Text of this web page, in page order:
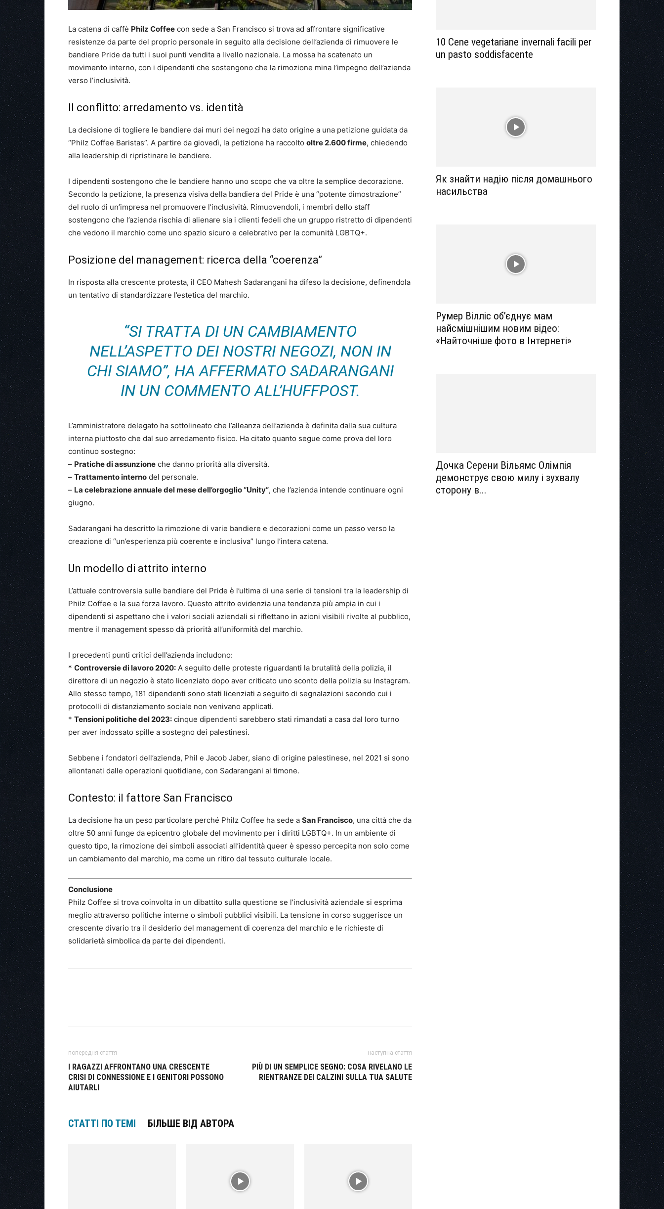
La catena di caffè Philz Coffee con sede a San Francisco si trova ad affrontare significative
resistenze da parte del proprio personale in seguito alla decisione dell’azienda di rimuovere le
bandiere Pride da tutti i suoi punti vendita a livello nazionale. La mossa ha scatenato un
movimento interno, con i dipendenti che sostengono che la rimozione mina l’impegno dell’azienda
verso l’inclusività.
Il conflitto: arredamento vs. identità
La decisione di togliere le bandiere dai muri dei negozi ha dato origine a una petizione guidata da
“Philz Coffee Baristas”. A partire da giovedì, la petizione ha raccolto oltre 2.600 firme, chiedendo
alla leadership di ripristinare le bandiere.
I dipendenti sostengono che le bandiere hanno uno scopo che va oltre la semplice decorazione.
Secondo la petizione, la presenza visiva della bandiera del Pride è una “potente dimostrazione”
del ruolo di un’impresa nel promuovere l’inclusività. Rimuovendoli, i membri dello staff
sostengono che l’azienda rischia di alienare sia i clienti fedeli che un gruppo ristretto di dipendenti
che vedono il marchio come uno spazio sicuro e celebrativo per la comunità LGBTQ+.
Posizione del management: ricerca della “coerenza”
In risposta alla crescente protesta, il CEO Mahesh Sadarangani ha difeso la decisione, definendola
un tentativo di standardizzare l’estetica del marchio.
“SI TRATTA DI UN CAMBIAMENTO
NELL’ASPETTO DEI NOSTRI NEGOZI, NON IN
CHI SIAMO”, HA AFFERMATO SADARANGANI
IN UN COMMENTO ALL’HUFFPOST.
L’amministratore delegato ha sottolineato che l’alleanza dell’azienda è definita dalla sua cultura
interna piuttosto che dal suo arredamento fisico. Ha citato quanto segue come prova del loro
continuo sostegno:
– Pratiche di assunzione che danno priorità alla diversità.
– Trattamento interno del personale.
– La celebrazione annuale del mese dell’orgoglio “Unity”, che l’azienda intende continuare ogni
giugno.
Sadarangani ha descritto la rimozione di varie bandiere e decorazioni come un passo verso la
creazione di “un’esperienza più coerente e inclusiva” lungo l’intera catena.
Un modello di attrito interno
L’attuale controversia sulle bandiere del Pride è l’ultima di una serie di tensioni tra la leadership di
Philz Coffee e la sua forza lavoro. Questo attrito evidenzia una tendenza più ampia in cui i
dipendenti si aspettano che i valori sociali aziendali si riflettano in azioni visibili rivolte al pubblico,
mentre il management spesso dà priorità all’uniformità del marchio.
I precedenti punti critici dell’azienda includono:
* Controversie di lavoro 2020: A seguito delle proteste riguardanti la brutalità della polizia, il
direttore di un negozio è stato licenziato dopo aver criticato uno sconto della polizia su Instagram.
Allo stesso tempo, 181 dipendenti sono stati licenziati a seguito di segnalazioni secondo cui i
protocolli di distanziamento sociale non venivano applicati.
* Tensioni politiche del 2023: cinque dipendenti sarebbero stati rimandati a casa dal loro turno
per aver indossato spille a sostegno dei palestinesi.
Sebbene i fondatori dell’azienda, Phil e Jacob Jaber, siano di origine palestinese, nel 2021 si sono
allontanati dalle operazioni quotidiane, con Sadarangani al timone.
Contesto: il fattore San Francisco
La decisione ha un peso particolare perché Philz Coffee ha sede a San Francisco, una città che da
oltre 50 anni funge da epicentro globale del movimento per i diritti LGBTQ+. In un ambiente di
questo tipo, la rimozione dei simboli associati all’identità queer è spesso percepita non solo come
un cambiamento del marchio, ma come un ritiro dal tessuto culturale locale.
Conclusione
Philz Coffee si trova coinvolta in un dibattito sulla questione se l’inclusività aziendale si esprima
meglio attraverso politiche interne o simboli pubblici visibili. La tensione in corso suggerisce un
crescente divario tra il desiderio del management di coerenza del marchio e le richieste di
solidarietà simbolica da parte dei dipendenti.
попередня стаття
I RAGAZZI AFFRONTANO UNA CRESCENTE
CRISI DI CONNESSIONE E I GENITORI POSSONO
AIUTARLI
наступна стаття
PIÙ DI UN SEMPLICE SEGNO: COSA RIVELANO LE
RIENTRANZE DEI CALZINI SULLA TUA SALUTE
СТАТТІ ПО ТЕМІ БІЛЬШЕ ВІД АВТОРА
10 Cene vegetariane invernali facili per
un pasto soddisfacente
Як знайти надію після домашнього
насильства
Румер Вілліс об’єднує мам
найсмішнішим новим відео:
«Найточніше фото в Інтернеті»
Дочка Серени Вільямс Олімпія
демонструє свою милу і зухвалу
сторону в...